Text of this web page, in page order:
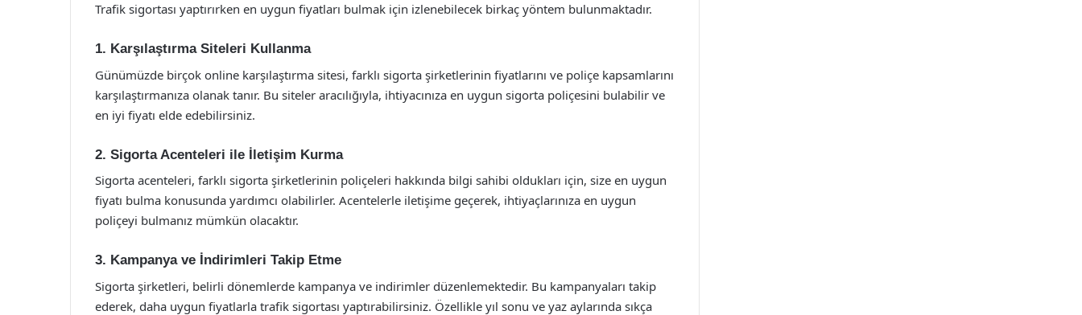
Trafik sigortası yaptırırken en uygun fiyatları bulmak için izlenebilecek birkaç yöntem bulunmaktadır.
1. Karşılaştırma Siteleri Kullanma
Günümüzde birçok online karşılaştırma sitesi, farklı sigorta şirketlerinin fiyatlarını ve poliçe kapsamlarını
karşılaştırmanıza olanak tanır. Bu siteler aracılığıyla, ihtiyacınıza en uygun sigorta poliçesini bulabilir ve
en iyi fiyatı elde edebilirsiniz.
2. Sigorta Acenteleri ile İletişim Kurma
Sigorta acenteleri, farklı sigorta şirketlerinin poliçeleri hakkında bilgi sahibi oldukları için, size en uygun
fiyatı bulma konusunda yardımcı olabilirler. Acentelerle iletişime geçerek, ihtiyaçlarınıza en uygun
poliçeyi bulmanız mümkün olacaktır.
3. Kampanya ve İndirimleri Takip Etme
Sigorta şirketleri, belirli dönemlerde kampanya ve indirimler düzenlemektedir. Bu kampanyaları takip
ederek, daha uygun fiyatlarla trafik sigortası yaptırabilirsiniz. Özellikle yıl sonu ve yaz aylarında sıkça